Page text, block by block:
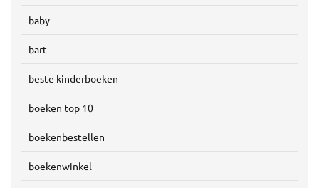
baby
bart
beste kinderboeken
boeken top 10
boekenbestellen
boekenwinkel